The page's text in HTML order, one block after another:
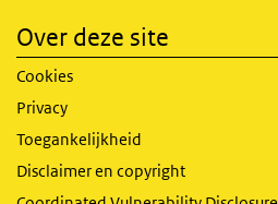
Over deze site
Cookies
Privacy
Toegankelijkheid
Disclaimer en copyright